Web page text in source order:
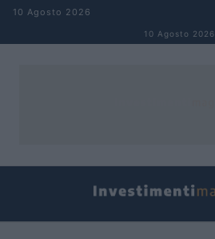
Salta al contenuto
10 Agosto 2026
10 Agosto 2026